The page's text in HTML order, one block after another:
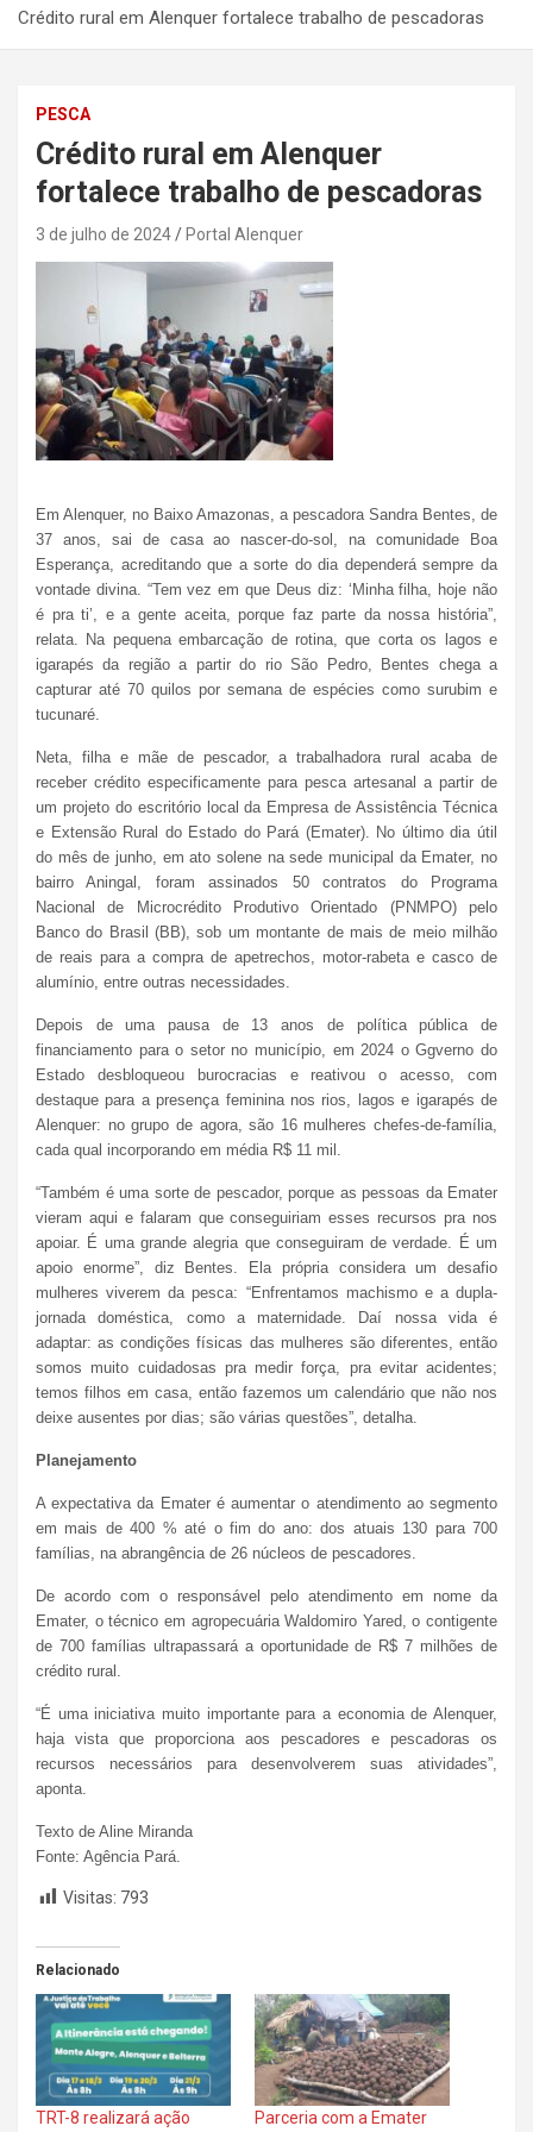
Crédito rural em Alenquer fortalece trabalho de pescadoras
PESCA
Crédito rural em Alenquer
fortalece trabalho de pescadoras
3 de julho de 2024 Portal Alenquer
Em Alenquer, no Baixo Amazonas, a pescadora Sandra Bentes, de
37 anos, sai de casa ao nascer-do-sol, na comunidade Boa
Esperança, acreditando que a sorte do dia dependerá sempre da
vontade divina. “Tem vez em que Deus diz: ‘Minha filha, hoje não
é pra ti’, e a gente aceita, porque faz parte da nossa história”,
relata. Na pequena embarcação de rotina, que corta os lagos e
igarapés da região a partir do rio São Pedro, Bentes chega a
capturar até 70 quilos por semana de espécies como surubim e
tucunaré.
Neta, filha e mãe de pescador, a trabalhadora rural acaba de
receber crédito especificamente para pesca artesanal a partir de
um projeto do escritório local da Empresa de Assistência Técnica
e Extensão Rural do Estado do Pará (Emater). No último dia útil
do mês de junho, em ato solene na sede municipal da Emater, no
bairro Aningal, foram assinados 50 contratos do Programa
Nacional de Microcrédito Produtivo Orientado (PNMPO) pelo
Banco do Brasil (BB), sob um montante de mais de meio milhão
de reais para a compra de apetrechos, motor-rabeta e casco de
alumínio, entre outras necessidades.
Depois de uma pausa de 13 anos de política pública de
financiamento para o setor no município, em 2024 o Ggverno do
Estado desbloqueou burocracias e reativou o acesso, com
destaque para a presença feminina nos rios, lagos e igarapés de
Alenquer: no grupo de agora, são 16 mulheres chefes-de-família,
cada qual incorporando em média R$ 11 mil.
“Também é uma sorte de pescador, porque as pessoas da Emater
vieram aqui e falaram que conseguiriam esses recursos pra nos
apoiar. É uma grande alegria que conseguiram de verdade. É um
apoio enorme”, diz Bentes. Ela própria considera um desafio
mulheres viverem da pesca: “Enfrentamos machismo e a dupla-
jornada doméstica, como a maternidade. Daí nossa vida é
adaptar: as condições físicas das mulheres são diferentes, então
somos muito cuidadosas pra medir força, pra evitar acidentes;
temos filhos em casa, então fazemos um calendário que não nos
deixe ausentes por dias; são várias questões”, detalha.
Planejamento
A expectativa da Emater é aumentar o atendimento ao segmento
em mais de 400 % até o fim do ano: dos atuais 130 para 700
famílias, na abrangência de 26 núcleos de pescadores.
De acordo com o responsável pelo atendimento em nome da
Emater, o técnico em agropecuária Waldomiro Yared, o contigente
de 700 famílias ultrapassará a oportunidade de R$ 7 milhões de
crédito rural.
“É uma iniciativa muito importante para a economia de Alenquer,
haja vista que proporciona aos pescadores e pescadoras os
recursos necessários para desenvolverem suas atividades”,
aponta.
Texto de Aline Miranda
Fonte: Agência Pará.
Visitas: 793
Relacionado
TRT-8 realizará ação
Parceria com a Emater